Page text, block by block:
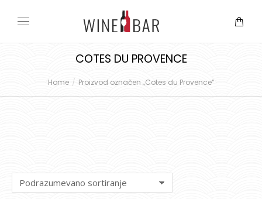
COTES DU PROVENCE
You are here:
Home Proizvod označen „Cotes du Provence“